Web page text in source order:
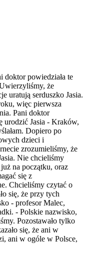
doktor powiedziała te
że
uratują serduszko Jasia.
więc pierwsza
Pani doktor
urodzić Jasia - Kraków,
Dopiero po
dzieci i
zrozumieliśmy, że
Nie chcieliśmy
na początku, oraz
się z
Chcieliśmy czytać o
się, że przy tych
- profesor Malec,
- Polskie nazwisko,
Pozostawało tylko
się, że ani w
ani w ogóle w Polsce,